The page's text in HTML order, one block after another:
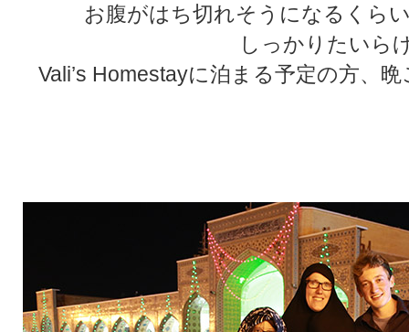
お腹がはち切れそうになるくら
しっかりたいら
Vali’s Homestayに泊まる予定の方、